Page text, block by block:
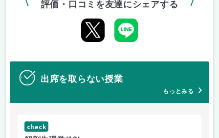
評価・口コミを友達にシェアする
出席を取らない授業
もっとみる
check